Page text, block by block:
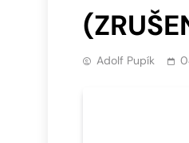
Adolf Pupík